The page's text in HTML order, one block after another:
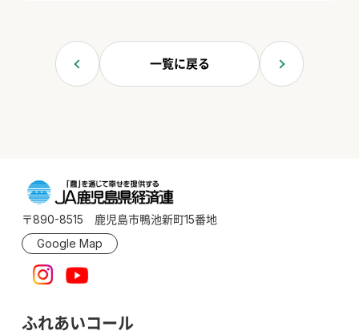
一覧に戻る
〒890-8515 鹿児島市鴨池新町15番地
Google Map
ふれあいコール